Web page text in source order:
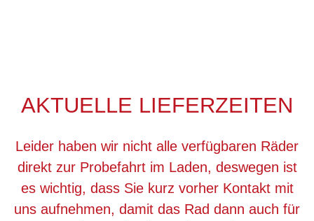
AKTUELLE LIEFERZEITEN
Leider haben wir nicht alle verfügbaren Räder
direkt zur Probefahrt im Laden, deswegen ist
es wichtig, dass Sie kurz vorher Kontakt mit
uns aufnehmen, damit das Rad dann auch für